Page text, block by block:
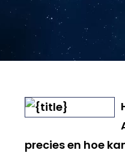
precies en hoe